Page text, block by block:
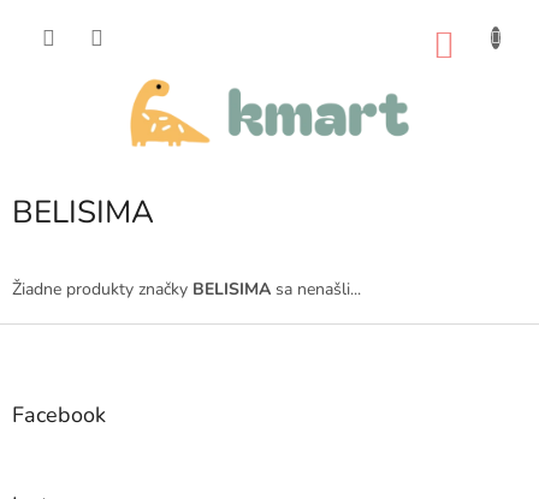
BELISIMA
Žiadne produkty značky BELISIMA sa nenašli...
Z
Facebook